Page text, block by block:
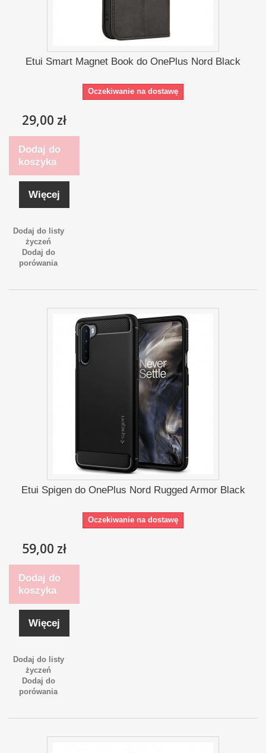
Etui Smart Magnet Book do OnePlus Nord Black
Oczekiwanie na dostawę
29,00 zł
Dodaj do
koszyka
Więcej
Dodaj do listy
życzeń
Dodaj do
porówania
Etui Spigen do OnePlus Nord Rugged Armor Black
Oczekiwanie na dostawę
59,00 zł
Dodaj do
koszyka
Więcej
Dodaj do listy
życzeń
Dodaj do
porówania